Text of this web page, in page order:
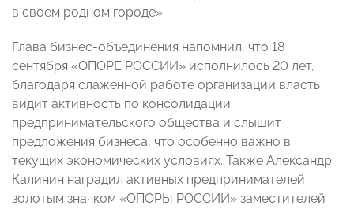
в своем родном городе».
Глава бизнес-объединения напомнил, что 18
сентября «ОПОРЕ РОССИИ» исполнилось 20 лет,
благодаря слаженной работе организации власть
видит активность по консолидации
предпринимательского общества и слышит
предложения бизнеса, что особенно важно в
текущих экономических условиях. Также Александр
Калинин наградил активных предпринимателей
золотым значком «ОПОРЫ РОССИИ» заместителей